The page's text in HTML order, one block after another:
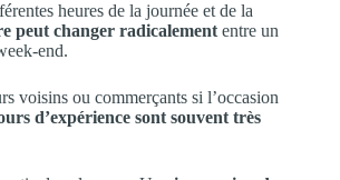
heures de la journée et de la
peut changer radicalement entre un
end.
voisins ou commerçants si l’occasion
d’expérience sont souvent très